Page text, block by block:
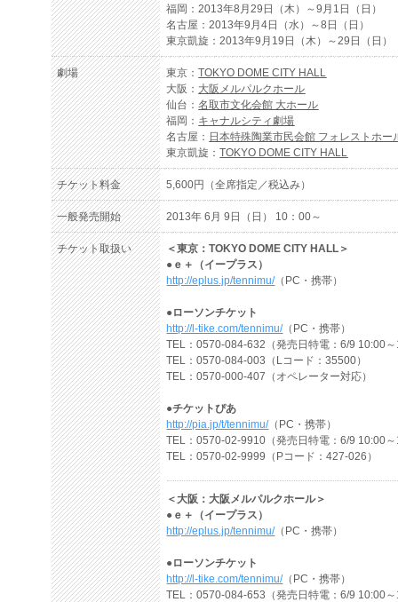
福岡：2013年8月29日（木）～9月1日（日）
名古屋：2013年9月4日（水）～8日（日）
東京凱旋：2013年9月19日（木）～29日（日）
劇場 東京：TOKYO DOME CITY HALL
大阪： 大阪メルパルクホール
仙台：名取市文化会館 大ホール
福岡： キャナルシティ劇場
名古屋： 日本特殊陶業市民会館 フォレストホー
東京凱旋：TOKYO DOME CITY HALL
チケット料金 5,600円（全席指定／税込み）
一般発売開始 2013年 6月 9日（日） 10：00～
チケット取扱い
＜東京：TOKYO DOME CITY HALL＞
●ｅ＋（イープラス）
http://eplus.jp/tennimu/（PC・携帯）
●ローソンチケット
http://l-tike.com/tennimu/（PC・携帯）
TEL：0570-084-632（発売日特電：6/9 10:00
TEL：0570-084-003（Lコード：35500）
TEL：0570-000-407（オペレーター対応）
●チケットぴあ
http://pia.jp/t/tennimu/（PC・携帯）
TEL：0570-02-9910（発売日特電：6/9 10:00
TEL：0570-02-9999（Pコード：427-026）
＜大阪：大阪メルパルクホール＞
●ｅ＋（イープラス）
http://eplus.jp/tennimu/（PC・携帯）
●ローソンチケット
http://l-tike.com/tennimu/（PC・携帯）
TEL：0570-084-653（発売日特電：6/9 10:00